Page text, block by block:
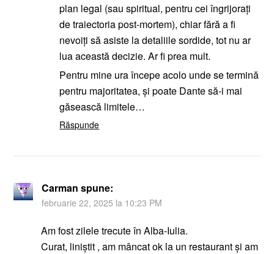
plan legal (sau spiritual, pentru cei îngrijorați
de traiectoria post-mortem), chiar fără a fi
nevoiți să asiste la detaliile sordide, tot nu ar
lua această decizie. Ar fi prea mult.
Pentru mine ura începe acolo unde se termină
pentru majoritatea, și poate Dante să-i mai
găsească limitele…
Răspunde
Carman spune:
februarie 22, 2025 la 10:23 PM
Am fost zilele trecute în Alba-Iulia.
Curat, liniștit , am mâncat ok la un restaurant și am